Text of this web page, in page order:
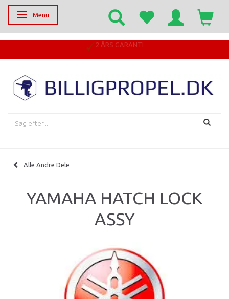
Skifte navigation
Menu
2 ÅRS GARANTI
Alle Andre Dele
YAMAHA HATCH LOCK
ASSY